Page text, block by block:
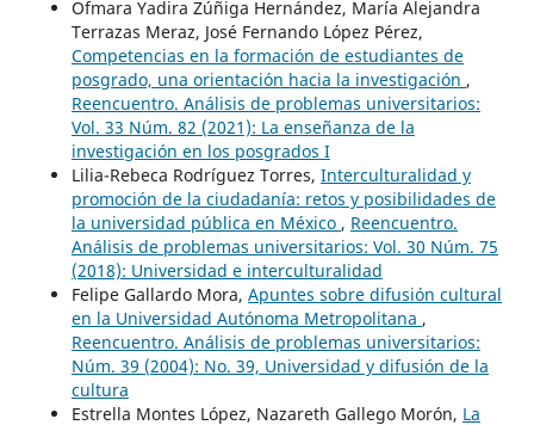
Ofmara Yadira Zúñiga Hernández, María Alejandra
Terrazas Meraz, José Fernando López Pérez,
Competencias en la formación de estudiantes de
posgrado, una orientación hacia la investigación ,
Reencuentro. Análisis de problemas universitarios:
Vol. 33 Núm. 82 (2021): La enseñanza de la
investigación en los posgrados I
Lilia-Rebeca Rodríguez Torres, Interculturalidad y
promoción de la ciudadanía: retos y posibilidades de
la universidad pública en México , Reencuentro.
Análisis de problemas universitarios: Vol. 30 Núm. 75
(2018): Universidad e interculturalidad
Felipe Gallardo Mora, Apuntes sobre difusión cultural
en la Universidad Autónoma Metropolitana ,
Reencuentro. Análisis de problemas universitarios:
Núm. 39 (2004): No. 39, Universidad y difusión de la
cultura
Estrella Montes López, Nazareth Gallego Morón, La